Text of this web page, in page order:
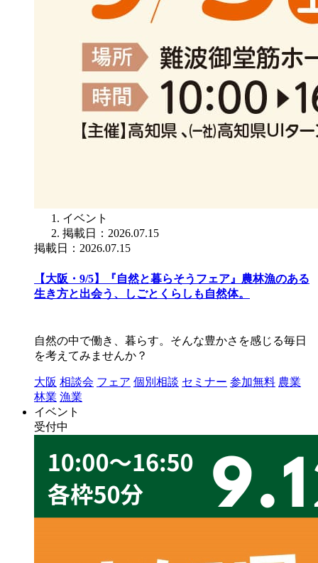
イベント
掲載日：2026.07.15
掲載日：2026.07.15
【大阪・9/5】『自然と暮らそうフェア』農林漁のある
生き方と出会う、しごとくらしも自然体。
自然の中で働き、暮らす。そんな豊かさを感じる毎日
を考えてみませんか？
大阪 相談会 フェア 個別相談 セミナー 参加無料 農業
林業 漁業
イベント
受付中